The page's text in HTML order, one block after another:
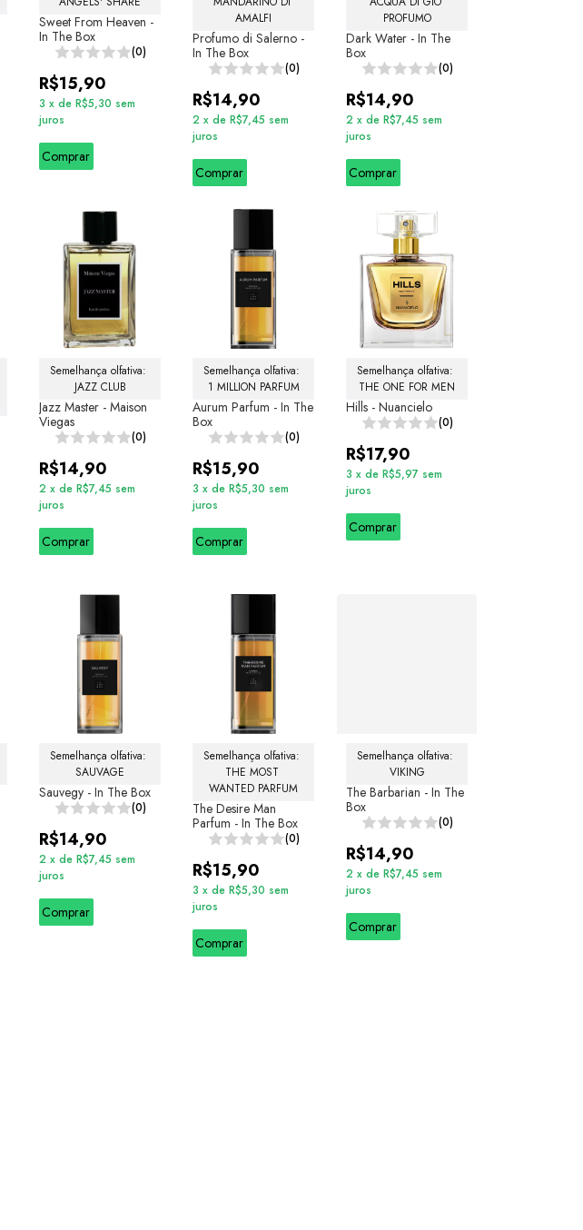
Sweet From Heaven -
In The Box
(0)
R$15,90
3 x de R$5,30 sem
juros
Comprar
AMALFI
Profumo di Salerno -
In The Box
(0)
R$14,90
2 x de R$7,45 sem
juros
Comprar
PROFUMO
Dark Water - In The
Box
(0)
R$14,90
2 x de R$7,45 sem
juros
Comprar
Semelhança olfativa:
JAZZ CLUB
Jazz Master - Maison
Viegas
(0)
R$14,90
2 x de R$7,45 sem
juros
Comprar
Semelhança olfativa:
1 MILLION PARFUM
Aurum Parfum - In The
Box
(0)
R$15,90
3 x de R$5,30 sem
juros
Comprar
Semelhança olfativa:
THE ONE FOR MEN
Hills - Nuancielo
(0)
R$17,90
3 x de R$5,97 sem
juros
Comprar
Semelhança olfativa:
SAUVAGE
Sauvegy - In The Box
(0)
R$14,90
2 x de R$7,45 sem
juros
Comprar
Semelhança olfativa:
THE MOST
WANTED PARFUM
The Desire Man
Parfum - In The Box
(0)
R$15,90
3 x de R$5,30 sem
juros
Comprar
Semelhança olfativa:
VIKING
The Barbarian - In The
Box
(0)
R$14,90
2 x de R$7,45 sem
juros
Comprar